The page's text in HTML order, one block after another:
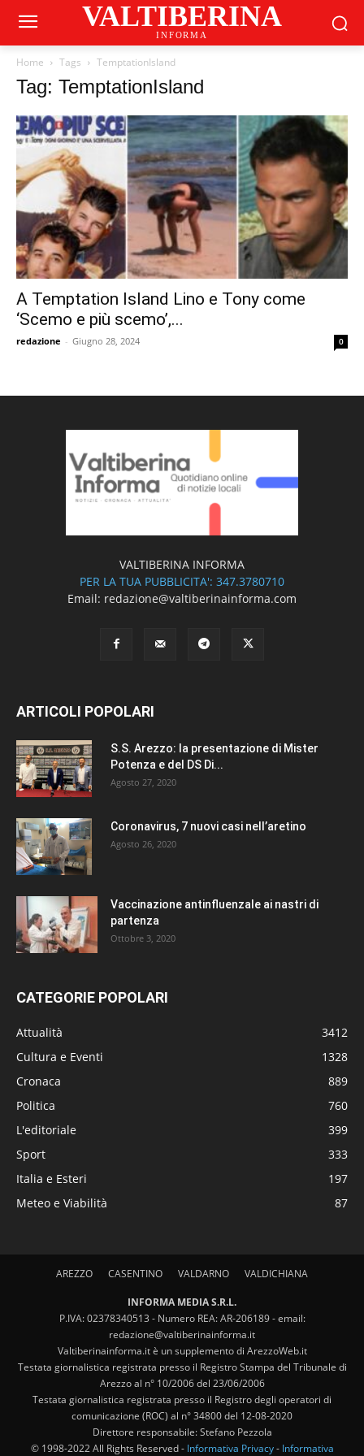
VALTIBERINA
INFORMA
Home Tags TemptationIsland
Tag: TemptationIsland
A Temptation Island Lino e Tony come
‘Scemo e più scemo’,...
redazione - Giugno 28, 2024 0
VALTIBERINA INFORMA
PER LA TUA PUBBLICITA': 347.3780710
Email: redazione@valtiberinainforma.com
ARTICOLI POPOLARI
S.S. Arezzo: la presentazione di Mister
Potenza e del DS Di...
Agosto 27, 2020
Coronavirus, 7 nuovi casi nell’aretino
Agosto 26, 2020
Vaccinazione antinfluenzale ai nastri di
partenza
Ottobre 3, 2020
CATEGORIE POPOLARI
Attualità
3412
Cultura e Eventi
1328
Cronaca
889
Politica
760
L'editoriale
399
Sport
333
Italia e Esteri
197
Meteo e Viabilità
87
AREZZO CASENTINO VALDARNO VALDICHIANA
INFORMA MEDIA S.R.L.
P.IVA: 02378340513 - Numero REA: AR-206189 - email:
redazione@valtiberinainforma.it
Valtiberinainforma.it è un supplemento di ArezzoWeb.it
Testata giornalistica registrata presso il Registro Stampa del Tribunale di
Arezzo al n° 10/2006 del 23/06/2006
Testata giornalistica registrata presso il Registro degli operatori di
comunicazione (ROC) al n° 34800 del 12-08-2020
Direttore responsabile: Stefano Pezzola
© 1998-2022 All Rights Reserved - Informativa Privacy- Informativa